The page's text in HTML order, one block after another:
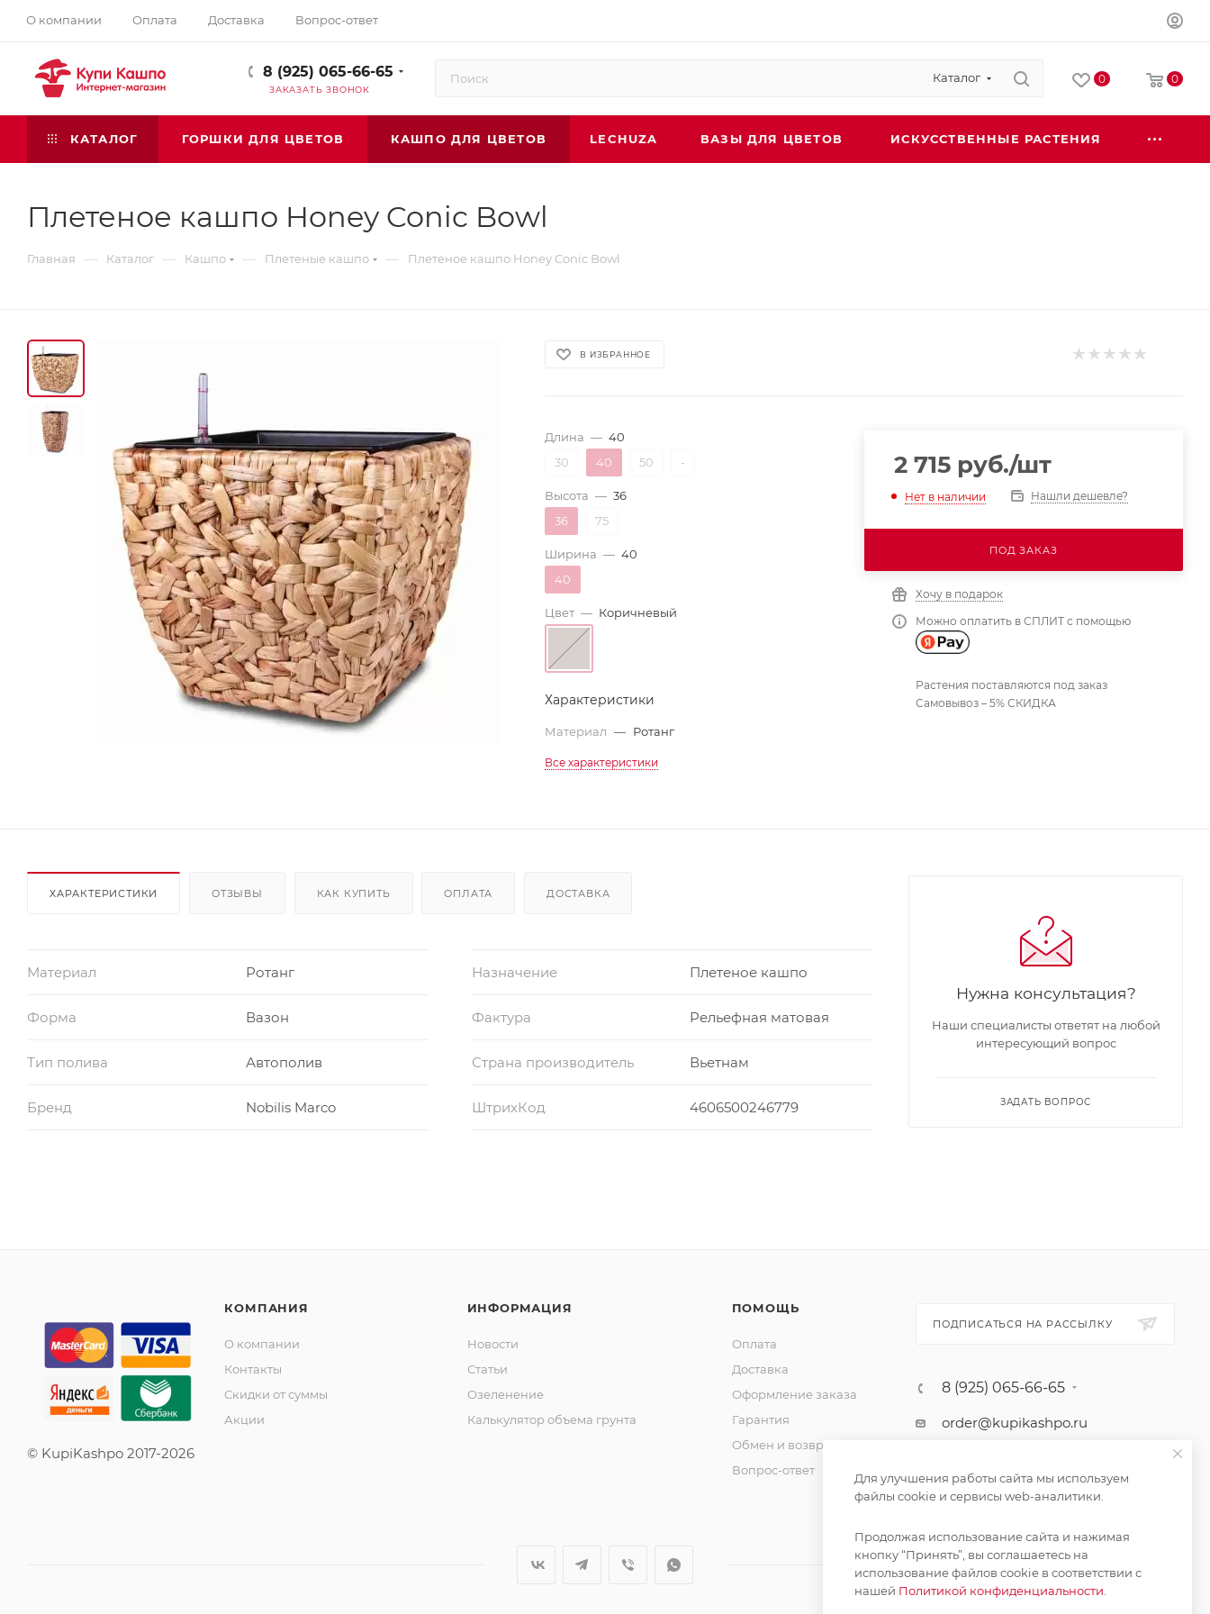
О компании Оплата Доставка Вопрос-ответ
8 (925) 065-66-65
ЗАКАЗАТЬ ЗВОНОК
Каталог 0 0
КАТАЛОГ ГОРШКИ ДЛЯ ЦВЕТОВ КАШПО ДЛЯ ЦВЕТОВ LECHUZA ВАЗЫ ДЛЯ ЦВЕТОВ ИСКУССТВЕННЫЕ РАСТЕНИЯ
Плетеное кашпо Honey Conic Bowl
Главная — Каталог — Кашпо — Плетеные кашпо — Плетеное кашпо Honey Conic Bowl
В ИЗБРАННОЕ
Длина — 40
30
40 50 -
Высота — 36
36
75
Ширина — 40
40
Цвет — Коричневый
Характеристики
Материал — Ротанг
Все характеристики
2 715руб./шт
Нет в наличии Нашли дешевле?
ПОД ЗАКАЗ
Хочу в подарок
Можно оплатить в СПЛИТ с помощью
Растения поставляются под заказ
Самовывоз – 5% СКИДКА
ХАРАКТЕРИСТИКИ ОТЗЫВЫ КАК КУПИТЬ ОПЛАТА ДОСТАВКА
Материал Ротанг Назначение Плетеное кашпо
Форма Вазон Фактура Рельефная матовая
Тип полива Автополив Страна производитель Вьетнам
Бренд Nobilis Marco ШтрихКод 4606500246779
Нужна консультация?
Наши специалисты ответят на любой
интересующий вопрос
ЗАДАТЬ ВОПРОС
© KupiKashpo 2017-2026
КОМПАНИЯ
О компании
Контакты
Скидки от суммы
Акции
ИНФОРМАЦИЯ
Новости
Статьи
Озеленение
Калькулятор объема грунта
ПОМОЩЬ
Оплата
Доставка
Оформление заказа
Гарантия
Обмен и возврат
Вопрос-ответ
ПОДПИСАТЬСЯ НА РАССЫЛКУ
8 (925) 065-66-65
order@kupikashpo.ru
Для улучшения работы сайта мы используем
файлы cookie и сервисы web-аналитики.
Продолжая использование сайта и нажимая
кнопку “Принять”, вы соглашаетесь на
использование файлов cookie в соответствии с
нашей Политикой конфиденциальности.